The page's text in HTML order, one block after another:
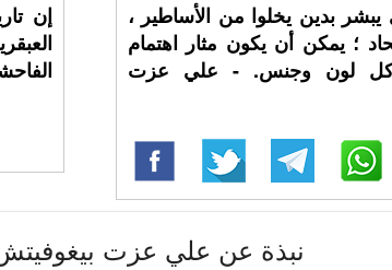
إن
يبشر بدين يخلوا من الأساطير ،
؛ يمكن أن يكون مثار اهتمام
كل لون وجنس. - علي عزت
نبذة عن علي عزت